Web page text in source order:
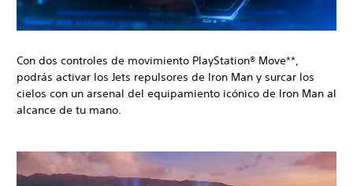
Con dos controles de movimiento PlayStation® Move**,
podrás activar los Jets repulsores de Iron Man y surcar los
cielos con un arsenal del equipamiento icónico de Iron Man al
alcance de tu mano.